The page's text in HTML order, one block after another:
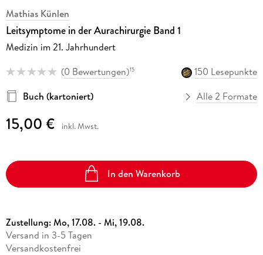
Mathias Künlen
Leitsymptome in der Aurachirurgie Band 1
Medizin im 21. Jahrhundert
(0 Bewertungen)15
150 Lesepunkte
Buch (kartoniert)
Alle 2 Formate
15,00 € inkl. Mwst.
In den Warenkorb
Zustellung:Mo, 17.08. - Mi, 19.08.
Versand in 3-5 Tagen
Versandkostenfrei